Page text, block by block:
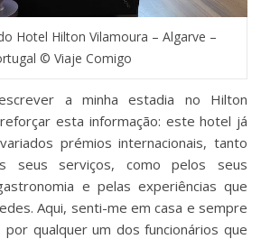
Hotel Hilton Vilamoura – Algarve –
© Viaje Comigo
a minha estadia no Hilton
esta informação: este hotel já
prémios internacionais, tanto
seus serviços, como pelos seus
e pelas experiências que
Aqui, senti-me em casa e sempre
qualquer um dos funcionários que